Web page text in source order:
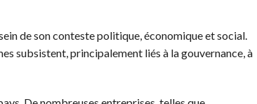
de son conteste politique, économique et social.
subsistent, principalement liés à la gouvernance, à